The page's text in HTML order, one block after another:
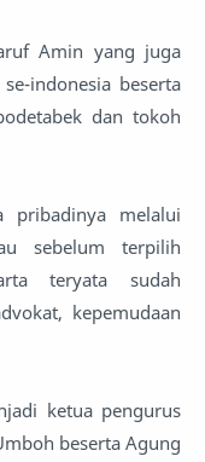
Amin yang juga
indonesia beserta
dan tokoh
pribadinya melalui
sebelum terpilih
teryata sudah
kepemudaan
ketua pengurus
beserta Agung